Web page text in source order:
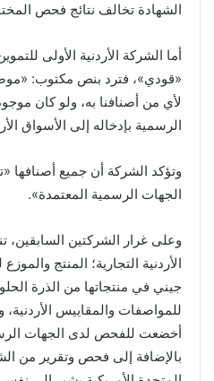
الشهادة تخالف نتائج فحص
أما الشركة الأردنية الأولى
«قودي»، فترد بنص مكتوب:
لأي من أصنافنا به، ولو كان
الرسمية بإدخاله إلى الأسواق
وتؤكد الشركة أن جميع
الجهات الرسمية المعتمدة».
وعلى غرار الشركتين
الأردنية التجارية؛ المنتج
جيني في منتجاتها من الذرة
للمواصفات والمقاييس الأردنية،
أخضعت للفحص لدى الجهات
بالإضافة إلى فحص وتقرير من